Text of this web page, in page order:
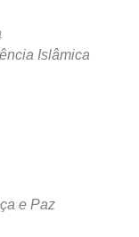
Islâmica
e Paz